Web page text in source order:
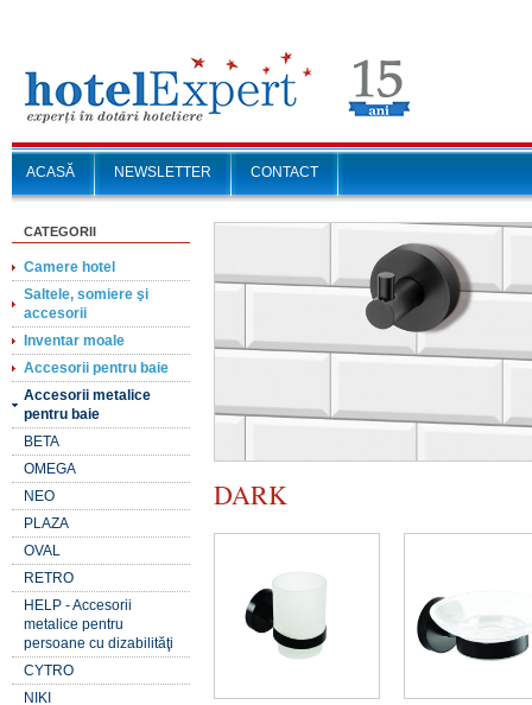
ACASĂ NEWSLETTER CONTACT
CATEGORII
Camere hotel
Saltele, somiere şi
accesorii
Inventar moale
Accesorii pentru baie
Accesorii metalice
pentru baie
BETA
OMEGA
NEO
PLAZA
OVAL
RETRO
HELP - Accesorii
metalice pentru
persoane cu dizabilităţi
CYTRO
NIKI
DARK